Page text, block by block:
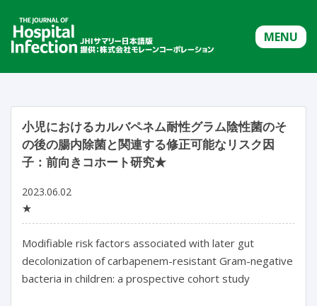
MENU
小児におけるカルバペネム耐性グラム陰性菌のそ
の後の腸内除菌と関連する修正可能なリスク因
子：前向きコホート研究★
2023.06.02
★
Modifiable risk factors associated with later gut
decolonization of carbapenem-resistant Gram-negative
bacteria in children: a prospective cohort study